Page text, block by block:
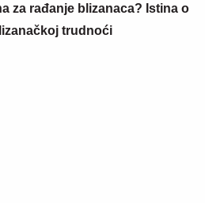
za rađanje blizanaca? Istina o
trudnoći